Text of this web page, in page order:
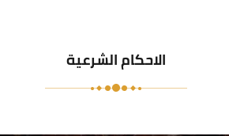
الاحكام الشرعية